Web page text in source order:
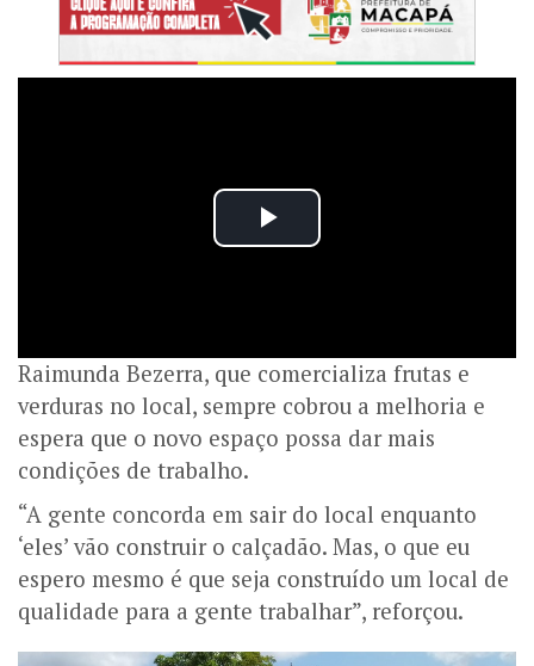
Raimunda Bezerra, que comercializa frutas e
verduras no local, sempre cobrou a melhoria e
espera que o novo espaço possa dar mais
condições de trabalho.
“A gente concorda em sair do local enquanto
‘eles’ vão construir o calçadão. Mas, o que eu
espero mesmo é que seja construído um local de
qualidade para a gente trabalhar”, reforçou.